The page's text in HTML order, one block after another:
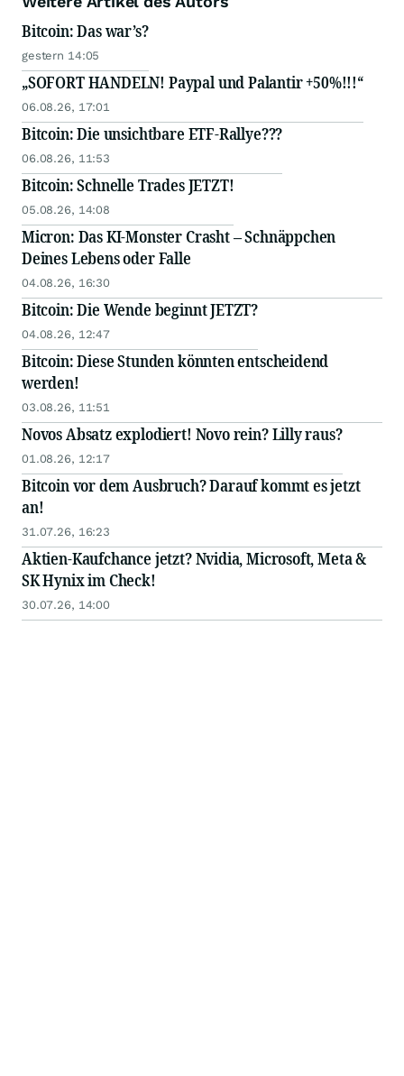
Weiterbildung produziert
Bitcoin: Das war’s?
gestern 14:05
„SOFORT HANDELN! Paypal und Palantir +50%!!!“
06.08.26, 17:01
Bitcoin: Die unsichtbare ETF-Rallye???
06.08.26, 11:53
Bitcoin: Schnelle Trades JETZT!
05.08.26, 14:08
Micron: Das KI-Monster Crasht – Schnäppchen
Deines Lebens oder Falle
04.08.26, 16:30
Bitcoin: Die Wende beginnt JETZT?
04.08.26, 12:47
Bitcoin: Diese Stunden könnten entscheidend
werden!
03.08.26, 11:51
Novos Absatz explodiert! Novo rein? Lilly raus?
01.08.26, 12:17
Bitcoin vor dem Ausbruch? Darauf kommt es jetzt
an!
31.07.26, 16:23
Aktien-Kaufchance jetzt? Nvidia, Microsoft, Meta &
SK Hynix im Check!
30.07.26, 14:00